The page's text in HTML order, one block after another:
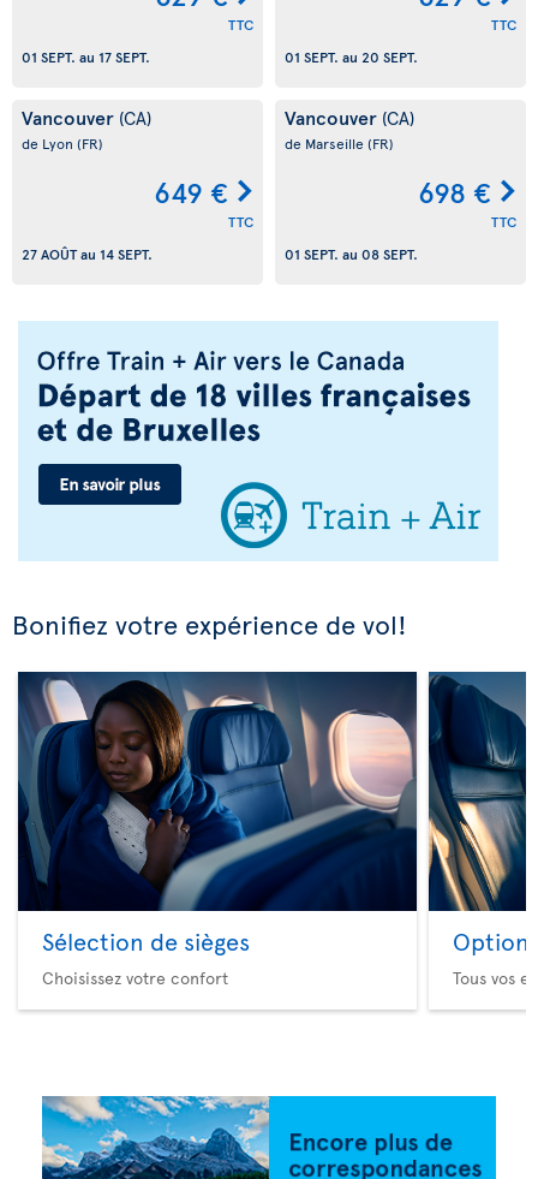
TTC
01 SEPT. au 17 SEPT.
TTC
01 SEPT. au 20 SEPT.
Vancouver (CA)
de Lyon (FR)
649 €
TTC
27 AOÛTau 14 SEPT.
Vancouver (CA)
de Marseille (FR)
698 €
TTC
01 SEPT. au 08 SEPT.
Bonifiez votre expérience de vol!
Sélection de sièges
Choisissez votre confort
Option
Tous vos